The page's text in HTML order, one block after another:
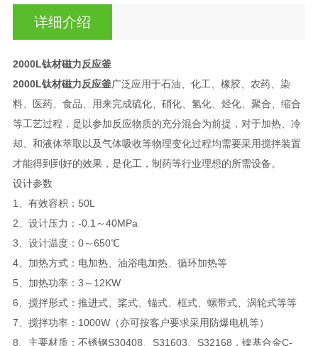
详细介绍
2000L钛材磁力反应釜
2000L钛材磁力反应釜广泛应用于石油、化工、橡胶、农药、染
料、医药、食品、用来完成硫化、硝化、氢化、烃化、聚合、缩合
等工艺过程，是以参加反应物质的充分混合为前提，对于加热、冷
却、和液体萃取以及气体吸收等物理变化过程均需要采用搅拌装置
才能得到到好的效果，是化工，制药等行业理想的所需设备。
设计参数
1、有效容积：50L
2、设计压力：-0.1～40MPa
3、设计温度：0～650℃
4、加热方式：电加热、油浴电加热、循环加热等
5、加热功率：3～12KW
6、搅拌形式：推进式、桨式、锚式、框式、螺带式、涡轮式等等
7、搅拌功率：1000W（亦可按客户要求采用防爆电机等）
8、主要材质：不锈钢S30408、S31603、S32168，镍基合金C-